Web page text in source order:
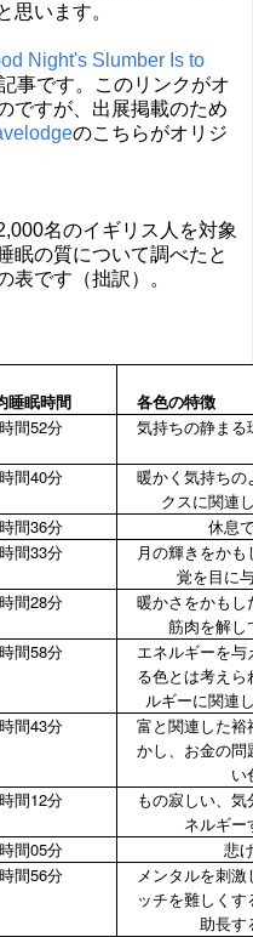
思います。
Night's Slumber Is to
事です。このリンクがオ
ですが、出展掲載のため
のこちらがオリジ
名のイギリス人を対象
眠の質について調べたと
表です（拙訳）。
睡眠時間
各色の特徴
間52分 気持ちの静ま
間40分
暖かく気持ち
クスに関連
間36分
休息
間33分
月の輝きをか
覚を目に
間28分
暖かさをかも
筋肉を解し
間58分
エネルギーを
る色とは考え
ルギーに関連
間43分
富と関連した
かし、お金の
い
間12分
もの寂しい、
ネルギー
間05分
悲
間56分
メンタルを刺
ッチを難しく
助長す